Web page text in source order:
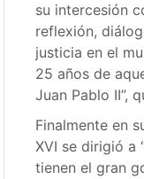
su intercesión
reflexión,
justicia en el
25 años de
Juan Pablo II”,
Finalmente en
XVI se dirigió a
tienen el gran